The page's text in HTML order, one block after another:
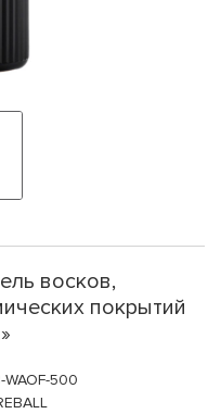
восков,
покрытий
WAOF-500